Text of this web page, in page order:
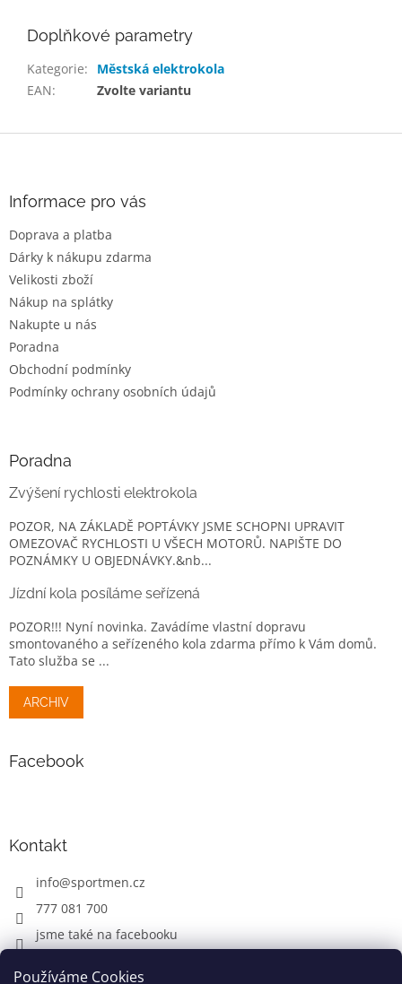
Používáme Cookies
Doplňkové parametry
Kategorie:
Městská elektrokola
EAN: Zvolte variantu
Informace pro vás
Doprava a platba
Dárky k nákupu zdarma
Velikosti zboží
Nákup na splátky
Nakupte u nás
Poradna
Obchodní podmínky
Podmínky ochrany osobních údajů
Poradna
Zvýšení rychlosti elektrokola
POZOR, NA ZÁKLADĚ POPTÁVKY JSME SCHOPNI UPRAVIT
OMEZOVAČ RYCHLOSTI U VŠECH MOTORŮ. NAPIŠTE DO
POZNÁMKY U OBJEDNÁVKY.&nb...
Jízdní kola posíláme seřízená
POZOR!!! Nyní novinka. Zavádíme vlastní dopravu
smontovaného a seřízeného kola zdarma přímo k Vám domů.
Tato služba se ...
ARCHIV
Facebook
Kontakt
info@sportmen.cz
777 081 700
jsme také na facebooku